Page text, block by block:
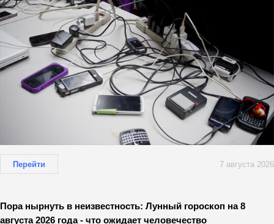
Перейти 7 августа 2026
Пора нырнуть в неизвестность: Лунный гороскоп на 8
августа 2026 года - что ожидает человечество